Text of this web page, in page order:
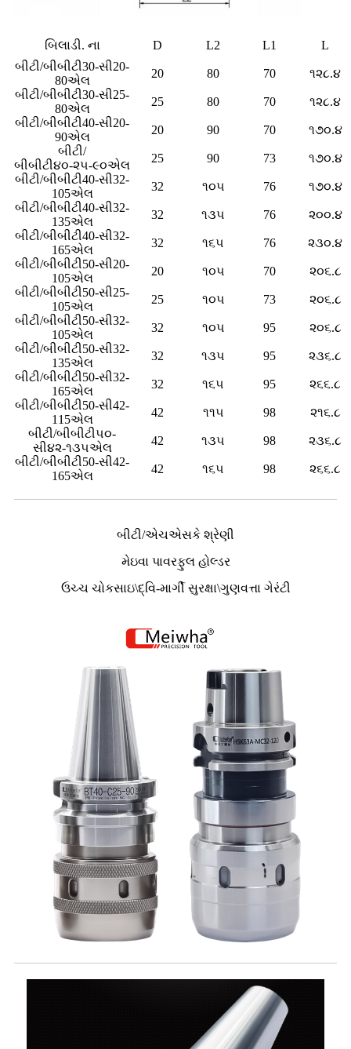
બિલાડી. ના D L2 L1
L
બીટી/બીબીટી30-સી20-
80એલ
20 80 70
૧૨૮.૪
બીટી/બીબીટી30-સી25-
80એલ
25 80 70
૧૨૮.૪
બીટી/બીબીટી40-સી20-
90એલ
20 90 70
૧૭૦.૪
બીટી/
બીબીટી૪૦-૨૫-૯૦એલ
25 90 73
૧૭૦.૪
બીટી/બીબીટી40-સી32-
105એલ
32 ૧૦૫ 76
૧૭૦.૪
બીટી/બીબીટી40-સી32-
135એલ
32 ૧૩૫ 76
૨૦૦.૪
બીટી/બીબીટી40-સી32-
165એલ
32 ૧૬૫ 76
૨૩૦.૪
બીટી/બીબીટી50-સી20-
105એલ
20 ૧૦૫ 70
૨૦૬.૮
બીટી/બીબીટી50-સી25-
105એલ
25 ૧૦૫ 73
૨૦૬.૮
બીટી/બીબીટી50-સી32-
105એલ
32 ૧૦૫ 95
૨૦૬.૮
બીટી/બીબીટી50-સી32-
135એલ
32 ૧૩૫ 95
૨૩૬.૮
બીટી/બીબીટી50-સી32-
165એલ
32 ૧૬૫ 95
૨૬૬.૮
બીટી/બીબીટી50-સી42-
115એલ
42 ૧૧૫ 98
૨૧૬.૮
બીટી/બીબીટી૫૦-
સી૪૨-૧૩૫એલ
42 ૧૩૫ 98
૨૩૬.૮
બીટી/બીબીટી50-સી42-
165એલ
42 ૧૬૫ 98 ૨૬૬.૮
બીટી/એચએસકે શ્રેણી
મેઇવા પાવરફુલ હોલ્ડર
ઉચ્ચ ચોકસાઇ\દ્વિ-માર્ગી સુરક્ષા\ગુણવત્તા ગેરંટી